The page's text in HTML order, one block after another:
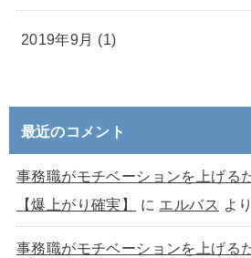
2019年9月 (1)
最近のコメント
事務職がモチベーションを上げる
【爆上がり確実】
に エルバス より
事務職がモチベーションを上げる